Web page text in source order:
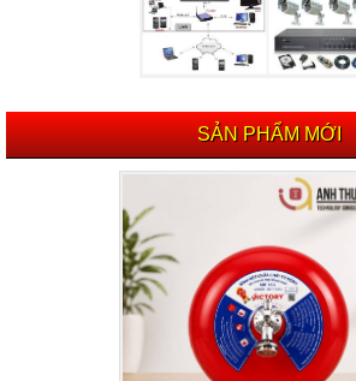
SẢN PHẨM MỚI